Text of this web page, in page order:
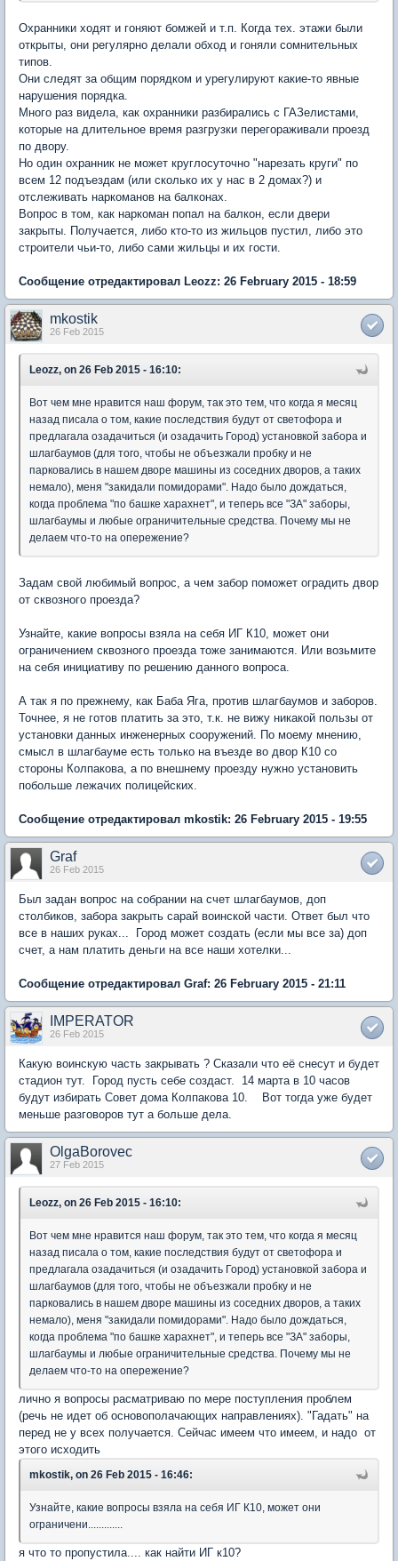
Охранники ходят и гоняют бомжей и т.п. Когда тех. этажи были
открыты, они регулярно делали обход и гоняли сомнительных
типов.
Они следят за общим порядком и урегулируют какие-то явные
нарушения порядка.
Много раз видела, как охранники разбирались с ГАЗелистами,
которые на длительное время разгрузки перегораживали проезд
по двору.
Но один охранник не может круглосуточно "нарезать круги" по
всем 12 подъездам (или сколько их у нас в 2 домах?) и
отслеживать наркоманов на балконах.
Вопрос в том, как наркоман попал на балкон, если двери
закрыты. Получается, либо кто-то из жильцов пустил, либо это
строители чьи-то, либо сами жильцы и их гости.
Сообщение отредактировал Leozz: 26 February 2015 - 18:59
mkostik
26 Feb 2015
Leozz, on 26 Feb 2015 - 16:10:
Вот чем мне нравится наш форум, так это тем, что когда я месяц
назад писала о том, какие последствия будут от светофора и
предлагала озадачиться (и озадачить Город) установкой забора и
шлагбаумов (для того, чтобы не объезжали пробку и не
парковались в нашем дворе машины из соседних дворов, а таких
немало), меня "закидали помидорами". Надо было дождаться,
когда проблема "по башке харахнет", и теперь все "ЗА" заборы,
шлагбаумы и любые ограничительные средства. Почему мы не
делаем что-то на опережение?
Задам свой любимый вопрос, а чем забор поможет оградить двор
от сквозного проезда?
Узнайте, какие вопросы взяла на себя ИГ К10, может они
ограничением сквозного проезда тоже занимаются. Или возьмите
на себя инициативу по решению данного вопроса.
А так я по прежнему, как Баба Яга, против шлагбаумов и заборов.
Точнее, я не готов платить за это, т.к. не вижу никакой пользы от
установки данных инженерных сооружений. По моему мнению,
смысл в шлагбауме есть только на въезде во двор К10 со
стороны Колпакова, а по внешнему проезду нужно установить
побольше лежачих полицейских.
Сообщение отредактировал mkostik: 26 February 2015 - 19:55
Graf
26 Feb 2015
Был задан вопрос на собрании на счет шлагбаумов, доп
столбиков, забора закрыть сарай воинской части. Ответ был что
все в наших руках... Город может создать (если мы все за) доп
счет, а нам платить деньги на все наши хотелки...
Сообщение отредактировал Graf: 26 February 2015 - 21:11
IMPERATOR
26 Feb 2015
Какую воинскую часть закрывать ? Сказали что её снесут и будет
стадион тут. Город пусть себе создаст. 14 марта в 10 часов
будут избирать Совет дома Колпакова 10. Вот тогда уже будет
меньше разговоров тут а больше дела.
OlgaBorovec
27 Feb 2015
Leozz, on 26 Feb 2015 - 16:10:
Вот чем мне нравится наш форум, так это тем, что когда я месяц
назад писала о том, какие последствия будут от светофора и
предлагала озадачиться (и озадачить Город) установкой забора и
шлагбаумов (для того, чтобы не объезжали пробку и не
парковались в нашем дворе машины из соседних дворов, а таких
немало), меня "закидали помидорами". Надо было дождаться,
когда проблема "по башке харахнет", и теперь все "ЗА" заборы,
шлагбаумы и любые ограничительные средства. Почему мы не
делаем что-то на опережение?
лично я вопросы расматриваю по мере поступления проблем
(речь не идет об основополачающих направлениях). "Гадать" на
перед не у всех получается. Сейчас имеем что имеем, и надо от
этого исходить
mkostik, on 26 Feb 2015 - 16:46:
Узнайте, какие вопросы взяла на себя ИГ К10, может они
ограничени.............
я что то пропустила.... как найти ИГ к10?